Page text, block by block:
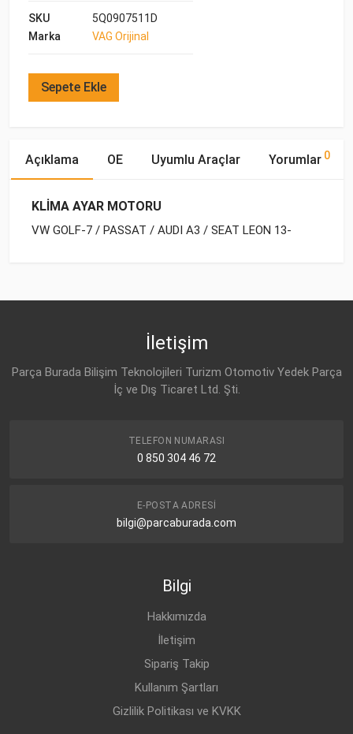
SKU
5Q0907511D
Marka
VAG Orijinal
Sepete Ekle
Açıklama OE Uyumlu Araçlar Yorumlar 0
KLİMA AYAR MOTORU
VW GOLF-7 / PASSAT / AUDI A3 / SEAT LEON 13-
İletişim
Parça Burada Bilişim Teknolojileri Turizm Otomotiv Yedek Parça
İç ve Dış Ticaret Ltd. Şti.
TELEFON NUMARASI
0 850 304 46 72
E-POSTA ADRESI
bilgi@parcaburada.com
Bilgi
Hakkımızda
İletişim
Sipariş Takip
Kullanım Şartları
Gizlilik Politikası ve KVKK